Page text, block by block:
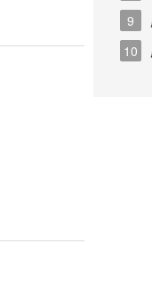
程
9
程10